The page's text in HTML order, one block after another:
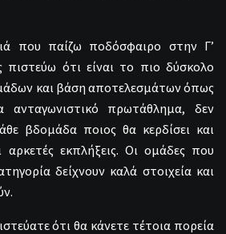
που παίζω ποδόσφαιρο στην Γ’
πιστεύω ότι είναι το πιο δύσκολο
και βάση αποτελεσμάτων όπως
ανταγωνιστικό πρωτάθλημα, δεν
βδομάδα ποιος θα κερδίσει και
αρκετές εκπλήξεις. Οι ομάδες που
δείχνουν καλά στοιχεία και
ότι θα κάνετε τέτοια πορεία